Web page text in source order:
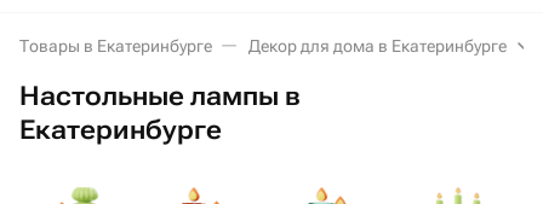
Товары в Екатеринбурге Декор для дома в Екатеринбурге
Настольные лампы в
Екатеринбурге